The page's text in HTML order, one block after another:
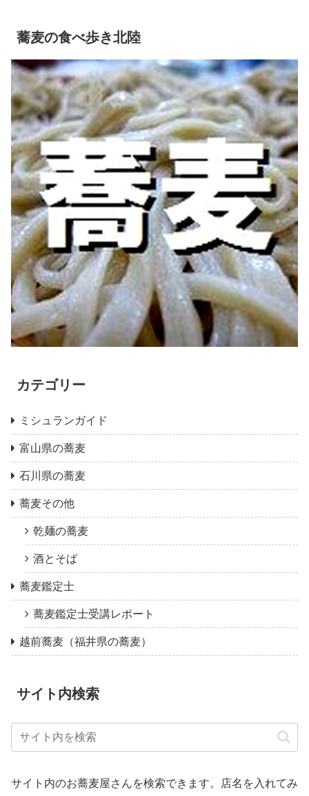
蕎麦の食べ歩き北陸
カテゴリー
ミシュランガイド
富山県の蕎麦
石川県の蕎麦
蕎麦その他
乾麺の蕎麦
酒とそば
蕎麦鑑定士
蕎麦鑑定士受講レポート
越前蕎麦（福井県の蕎麦）
サイト内検索
サイト内のお蕎麦屋さんを検索できます。店名を入れてみ